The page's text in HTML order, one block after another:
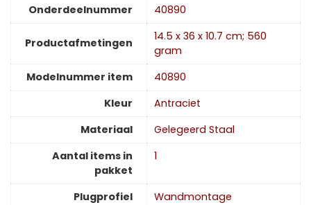
Onderdeelnummer
‎40890
Productafmetingen
‎14.5 x 36 x 10.7 cm; 560
gram
Modelnummer item
‎40890
Kleur
‎Antraciet
Materiaal
‎Gelegeerd Staal
Aantal items in
pakket
‎1
Plugprofiel
‎Wandmontage